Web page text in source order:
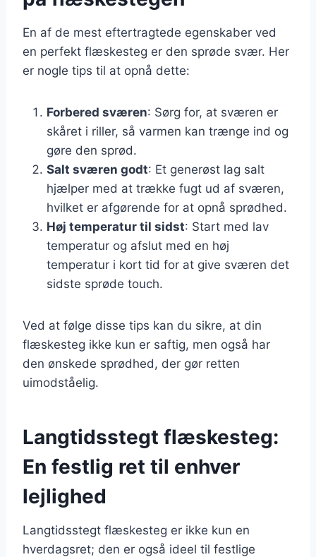
En af de mest eftertragtede egenskaber ved
en perfekt flæskesteg er den sprøde svær. Her
er nogle tips til at opnå dette:
Forbered sværen: Sørg for, at sværen er
skåret i riller, så varmen kan trænge ind og
gøre den sprød.
Salt sværen godt: Et generøst lag salt
hjælper med at trække fugt ud af sværen,
hvilket er afgørende for at opnå sprødhed.
Høj temperatur til sidst: Start med lav
temperatur og afslut med en høj
temperatur i kort tid for at give sværen det
sidste sprøde touch.
Ved at følge disse tips kan du sikre, at din
flæskesteg ikke kun er saftig, men også har
den ønskede sprødhed, der gør retten
uimodståelig.
Langtidsstegt flæskesteg:
En festlig ret til enhver
lejlighed
Langtidsstegt flæskesteg er ikke kun en
hverdagsret; den er også ideel til festlige